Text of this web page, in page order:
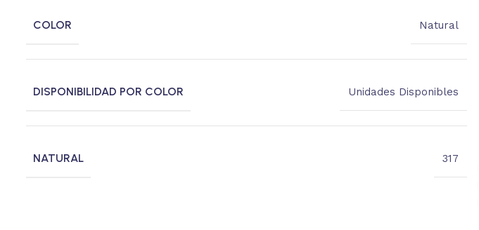
COLOR Natural
DISPONIBILIDAD POR COLOR Unidades Disponibles
NATURAL 317